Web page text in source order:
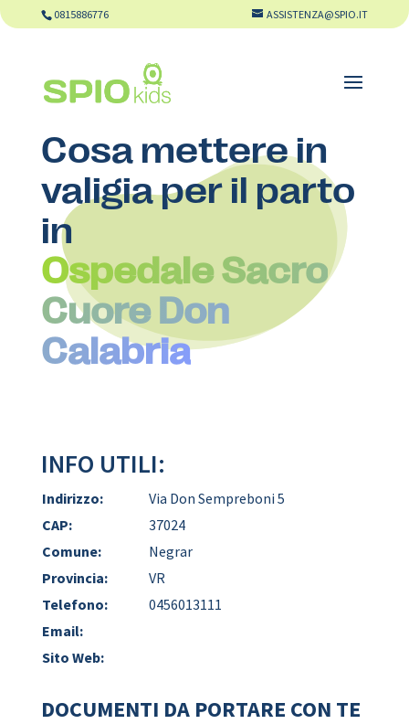
0815886776 ASSISTENZA@SPIO.IT
Cosa mettere in
valigia per il parto
in
Ospedale Sacro
Cuore Don
Calabria
INFO UTILI:
Indirizzo:
Via Don Sempreboni 5
CAP:
37024
Comune:
Negrar
Provincia:
VR
Telefono:
0456013111
Email:
Sito Web:
DOCUMENTI DA PORTARE CON TE